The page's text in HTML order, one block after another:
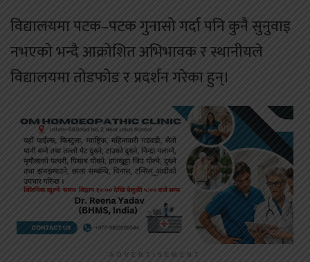
विद्यालयमा पटक–पटक गुनासो गर्दा पनि कुनै सुनुवाइ
नभएको भन्दै आक्रोशित अभिभावक र स्थानीयले
विद्यालयमा तोडफोड र प्रदर्शन गरेका हुन्।
ADVERTISEMENT